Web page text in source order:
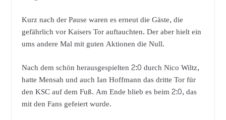
Kurz nach der Pause waren es erneut die Gäste, die
gefährlich vor Kaisers Tor auftauchten. Der aber hielt ein
ums andere Mal mit guten Aktionen die Null.
Nach dem schön herausgespielten 2:0 durch Nico Wiltz,
hatte Mensah und auch Ian Hoffmann das dritte Tor für
den KSC auf dem Fuß. Am Ende blieb es beim 2:0, das
mit den Fans gefeiert wurde.